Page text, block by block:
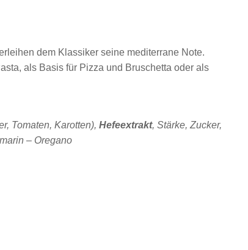
dem Klassiker seine mediterrane Note.
als Basis für Pizza und Bruschetta oder als
Tomaten, Karotten), Hefeextrakt, Stärke, Zucker,
– Oregano